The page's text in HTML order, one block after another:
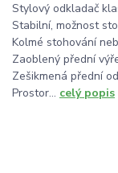
Stylový odkladač
Stabilní, možnost
Kolmé stohování
Zaoblený přední
Zešikmená přední
Prostor... celý popis